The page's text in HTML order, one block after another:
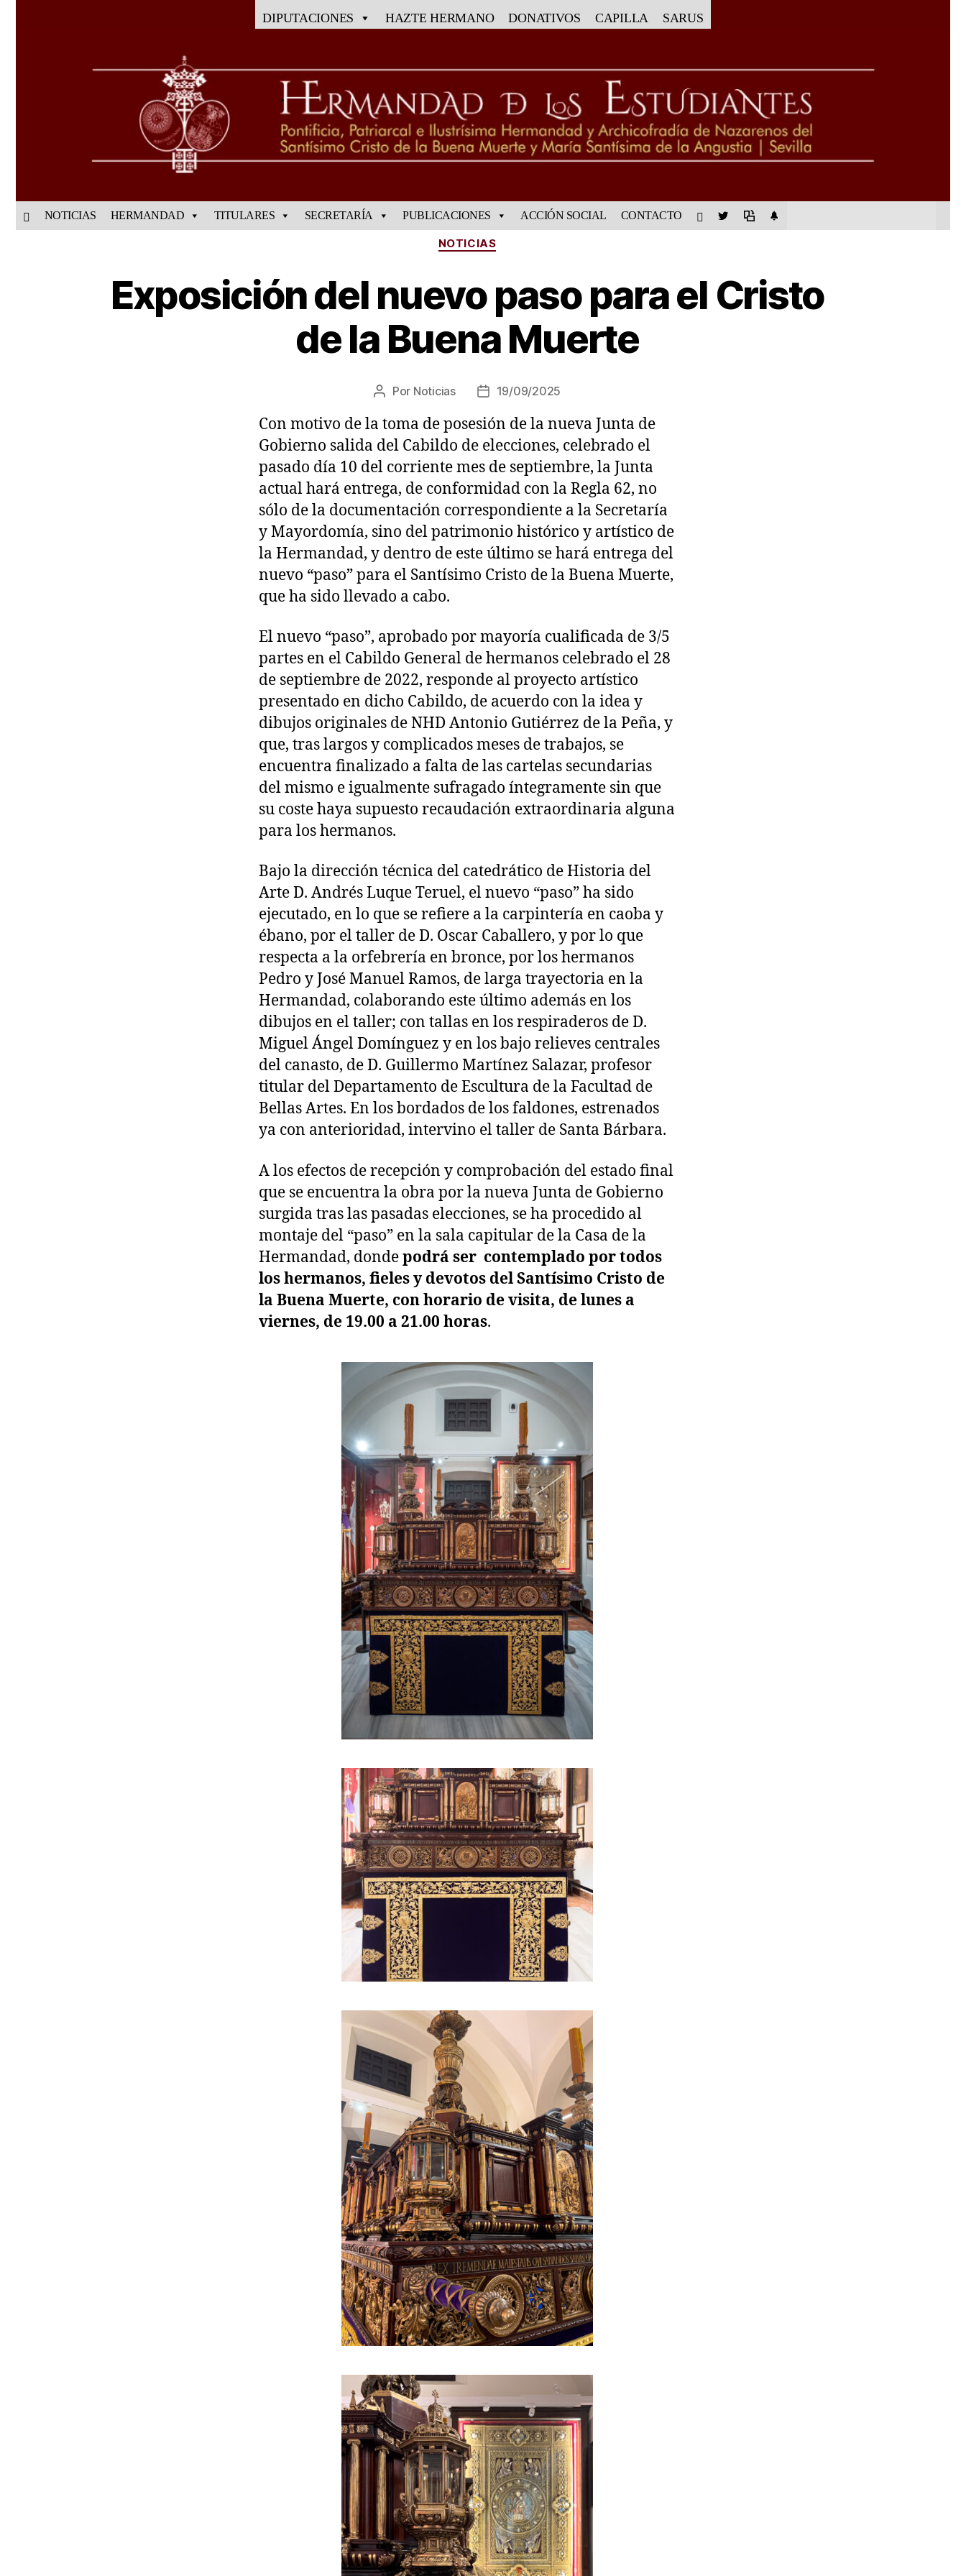
DIPUTACIONES HAZTE HERMANO DONATIVOS CAPILLA SARUS
NOTICIAS HERMANDAD TITULARES SECRETARÍA PUBLICACIONES ACCIÓN SOCIAL CONTACTO
NOTICIAS
Exposición del nuevo paso para el Cristo
de la Buena Muerte
Por Noticias 19/09/2025
Con motivo de la toma de posesión de la nueva Junta de
Gobierno salida del Cabildo de elecciones, celebrado el
pasado día 10 del corriente mes de septiembre, la Junta
actual hará entrega, de conformidad con la Regla 62, no
sólo de la documentación correspondiente a la Secretaría
y Mayordomía, sino del patrimonio histórico y artístico de
la Hermandad, y dentro de este último se hará entrega del
nuevo “paso” para el Santísimo Cristo de la Buena Muerte,
que ha sido llevado a cabo.
El nuevo “paso”, aprobado por mayoría cualificada de 3/5
partes en el Cabildo General de hermanos celebrado el 28
de septiembre de 2022, responde al proyecto artístico
presentado en dicho Cabildo, de acuerdo con la idea y
dibujos originales de NHD Antonio Gutiérrez de la Peña, y
que, tras largos y complicados meses de trabajos, se
encuentra finalizado a falta de las cartelas secundarias
del mismo e igualmente sufragado íntegramente sin que
su coste haya supuesto recaudación extraordinaria alguna
para los hermanos.
Bajo la dirección técnica del catedrático de Historia del
Arte D. Andrés Luque Teruel, el nuevo “paso” ha sido
ejecutado, en lo que se refiere a la carpintería en caoba y
ébano, por el taller de D. Oscar Caballero, y por lo que
respecta a la orfebrería en bronce, por los hermanos
Pedro y José Manuel Ramos, de larga trayectoria en la
Hermandad, colaborando este último además en los
dibujos en el taller; con tallas en los respiraderos de D.
Miguel Ángel Domínguez y en los bajo relieves centrales
del canasto, de D. Guillermo Martínez Salazar, profesor
titular del Departamento de Escultura de la Facultad de
Bellas Artes. En los bordados de los faldones, estrenados
ya con anterioridad, intervino el taller de Santa Bárbara.
A los efectos de recepción y comprobación del estado final
que se encuentra la obra por la nueva Junta de Gobierno
surgida tras las pasadas elecciones, se ha procedido al
montaje del “paso” en la sala capitular de la Casa de la
Hermandad, dondepodrá ser contemplado por todos
los hermanos, fieles y devotos del Santísimo Cristo de
la Buena Muerte, con horario de visita, de lunes a
viernes, de 19.00 a 21.00 horas.